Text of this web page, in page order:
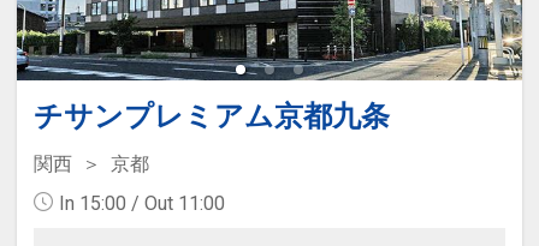
チサンプレミアム京都九条
関西
京都
In 15:00 / Out 11:00